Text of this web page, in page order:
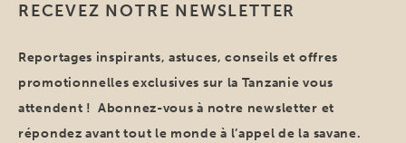
RECEVEZ NOTRE NEWSLETTER
Reportages inspirants, astuces, conseils et offres
promotionnelles exclusives sur la Tanzanie vous
attendent ! Abonnez-vous à notre newsletter et
répondez avant tout le monde à l’appel de la savane.